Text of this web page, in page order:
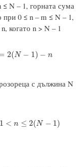
N – 1, горната сума
при 0 ≤ n – m ≤ N – 1,
когато n > N – 1
2(N − 1) − n
) =2(N −1 )−n
с дължина N
1 < n ≤ 2(N − 1)
< n≤ 2(N− 1)0,n<0